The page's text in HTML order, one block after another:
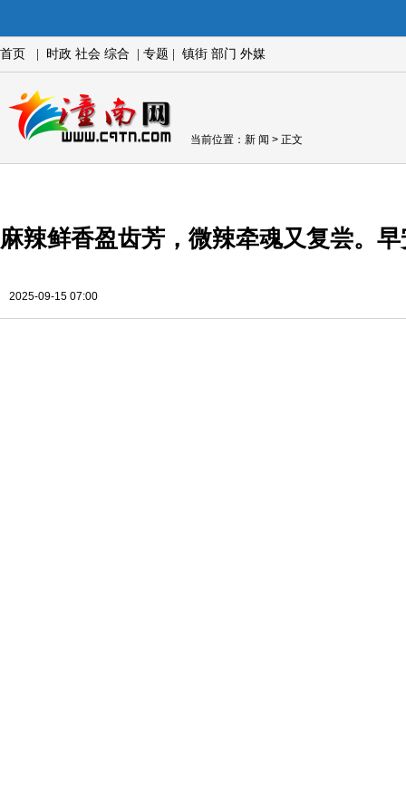
首页 时政 社会 综合 专题 镇街 部门 外媒
当前位置： 新 闻 > 正文
麻辣鲜香盈齿芳，微辣牵魂又复尝。
2025-09-15 07:00